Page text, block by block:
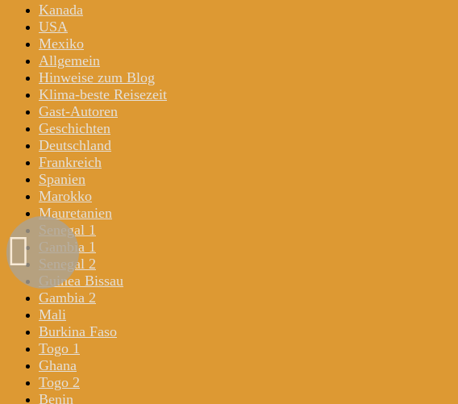
Kanada
USA
Mexiko
Allgemein
Hinweise zum Blog
Klima-beste Reisezeit
Gast-Autoren
Geschichten
Deutschland
Frankreich
Spanien
Marokko
Mauretanien
Senegal 1
Gambia 1
Senegal 2
Guinea Bissau
Gambia 2
Mali
Burkina Faso
Togo 1
Ghana
Togo 2
Benin